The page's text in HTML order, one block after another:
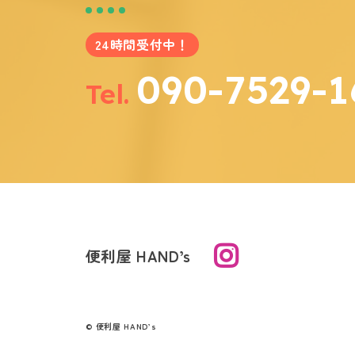
24時間受付中！
Tel. 090-7529-
便利屋 HAND’s
© 便利屋 HAND’s